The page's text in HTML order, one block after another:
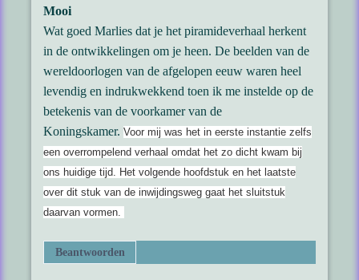
Mooi
Wat goed Marlies dat je het piramideverhaal herkent
in de ontwikkelingen om je heen. De beelden van de
wereldoorlogen van de afgelopen eeuw waren heel
levendig en indrukwekkend toen ik me instelde op de
betekenis van de voorkamer van de
Koningskamer. Voor mij was het in eerste instantie zelfs
een overrompelend verhaal omdat het zo dicht kwam bij
ons huidige tijd. Het volgende hoofdstuk en het laatste
over dit stuk van de inwijdingsweg gaat het sluitstuk
daarvan vormen.
Beantwoorden